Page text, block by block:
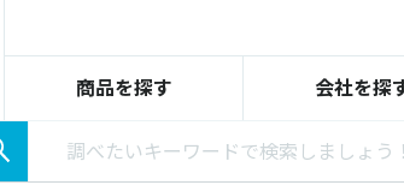
商品を探す 会社を探